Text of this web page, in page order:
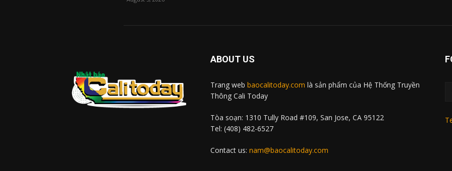
ABOUT US
Trang web baocalitoday.com là sản phẩm của Hệ Thống Truyền
Thông Cali Today
Tòa soạn: 1310 Tully Road #109, San Jose, CA 95122
Tel: (408) 482-6527
Contact us: nam@baocalitoday.com